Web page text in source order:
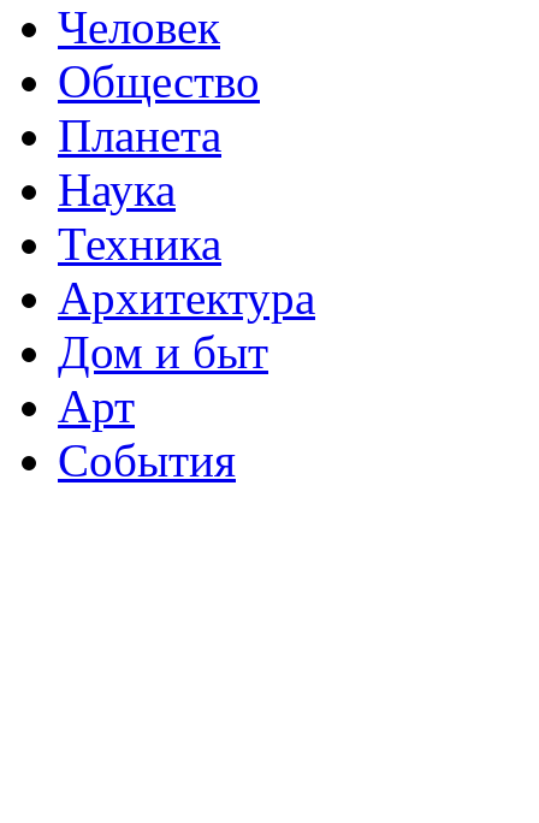
Человек
Общество
Планета
Наука
Техника
Архитектура
Дом и быт
Арт
События